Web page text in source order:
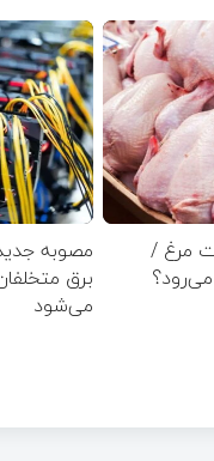
مرغ /
می‌رود؟
مصوبه
برق
می‌شود